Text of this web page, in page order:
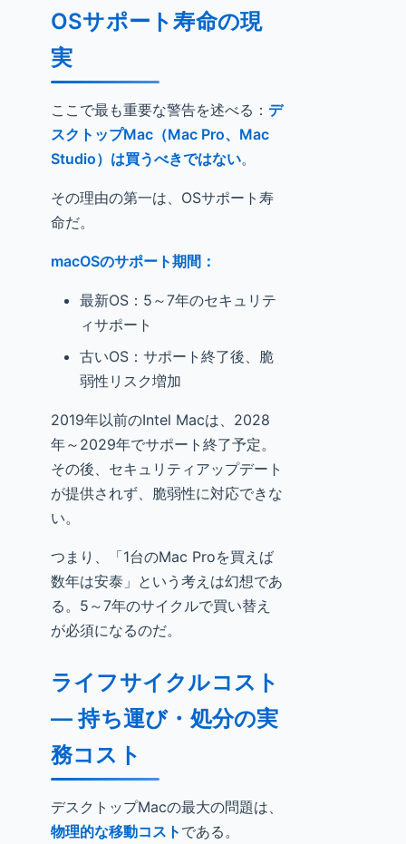
OSサポート寿命の現
実
ここで最も重要な警告を述べる： デ
スクトップMac（Mac Pro、Mac
Studio）は買うべきではない。
その理由の第一は、OSサポート寿
命だ。
macOSのサポート期間：
最新OS：5～7年のセキュリテ
ィサポート
古いOS：サポート終了後、脆
弱性リスク増加
2019年以前のIntel Macは、2028
年～2029年でサポート終了予定。
その後、セキュリティアップデート
が提供されず、脆弱性に対応できな
い。
つまり、「1台のMac Proを買えば
数年は安泰」という考えは幻想であ
る。5～7年のサイクルで買い替え
が必須になるのだ。
ライフサイクルコスト
— 持ち運び・処分の実
務コスト
デスクトップMacの最大の問題は、
物理的な移動コスト である。